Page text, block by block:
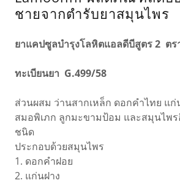
ชายจากตำรับยาสมุนไพร
ยาแคปซูลบำรุงโลหิตแอลดีบีสูตร 2 ต
ทะเบียนยา G.499/58
ส่วนผสม ว่านสากเหล็ก ดอกคำไทย แ
สมอพิเภก ลูกมะขามป้อม และสมุนไพร
ชนิด
ประกอบด้วยสมุนไพร
1. ดอกคำฝอย
2. แก่นฝาง